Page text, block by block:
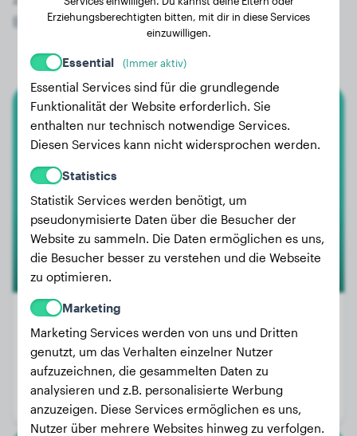
Border Terrier!
Border Terrier
Gewicht:
Alter:
1 Jahr, 8 Monate
Geschlecht:
Erziehungsberechtigten bitten, mit dir in diese Services
einzuwilligen.
Essential (Immer aktiv)
Essential Services sind für die grundlegende
Funktionalität der Website erforderlich. Sie
enthalten nur technisch notwendige Services.
Diesen Services kann nicht widersprochen werden.
Statistics
Statistik Services werden benötigt, um
pseudonymisierte Daten über die Besucher der
Website zu sammeln. Die Daten ermöglichen es uns,
die Besucher besser zu verstehen und die Webseite
zu optimieren.
Marketing
Marketing Services werden von uns und Dritten
genutzt, um das Verhalten einzelner Nutzer
aufzuzeichnen, die gesammelten Daten zu
analysieren und z.B. personalisierte Werbung
anzuzeigen. Diese Services ermöglichen es uns,
Nutzer über mehrere Websites hinweg zu verfolgen.